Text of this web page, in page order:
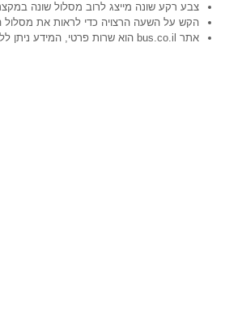
צבע רקע שונה מייצג לרוב מסלול שונה
הקש על השעה הרצויה כדי לראות את מסלול
אתר bus.co.il הוא שרות פרטי, המידע ניתן ללא אחריות